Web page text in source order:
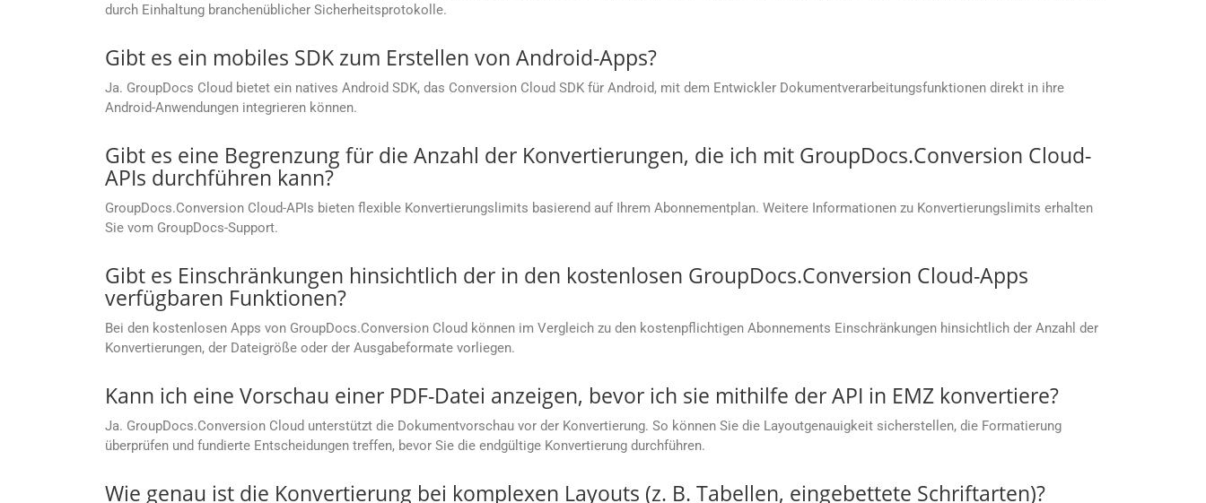
durch Einhaltung branchenüblicher Sicherheitsprotokolle.
Gibt es ein mobiles SDK zum Erstellen von Android-Apps?
Ja. GroupDocs Cloud bietet ein natives Android SDK, das Conversion Cloud SDK für Android, mit dem Entwickler Dokumentverarbeitungsfunktionen direkt in ihre
Android-Anwendungen integrieren können.
Gibt es eine Begrenzung für die Anzahl der Konvertierungen, die ich mit GroupDocs.Conversion Cloud-
APIs durchführen kann?
GroupDocs.Conversion Cloud-APIs bieten flexible Konvertierungslimits basierend auf Ihrem Abonnementplan. Weitere Informationen zu Konvertierungslimits erhalten
Sie vom GroupDocs-Support.
Gibt es Einschränkungen hinsichtlich der in den kostenlosen GroupDocs.Conversion Cloud-Apps
verfügbaren Funktionen?
Bei den kostenlosen Apps von GroupDocs.Conversion Cloud können im Vergleich zu den kostenpflichtigen Abonnements Einschränkungen hinsichtlich der Anzahl der
Konvertierungen, der Dateigröße oder der Ausgabeformate vorliegen.
Kann ich eine Vorschau einer PDF-Datei anzeigen, bevor ich sie mithilfe der API in EMZ konvertiere?
Ja. GroupDocs.Conversion Cloud unterstützt die Dokumentvorschau vor der Konvertierung. So können Sie die Layoutgenauigkeit sicherstellen, die Formatierung
überprüfen und fundierte Entscheidungen treffen, bevor Sie die endgültige Konvertierung durchführen.
Wie genau ist die Konvertierung bei komplexen Layouts (z. B. Tabellen, eingebettete Schriftarten)?